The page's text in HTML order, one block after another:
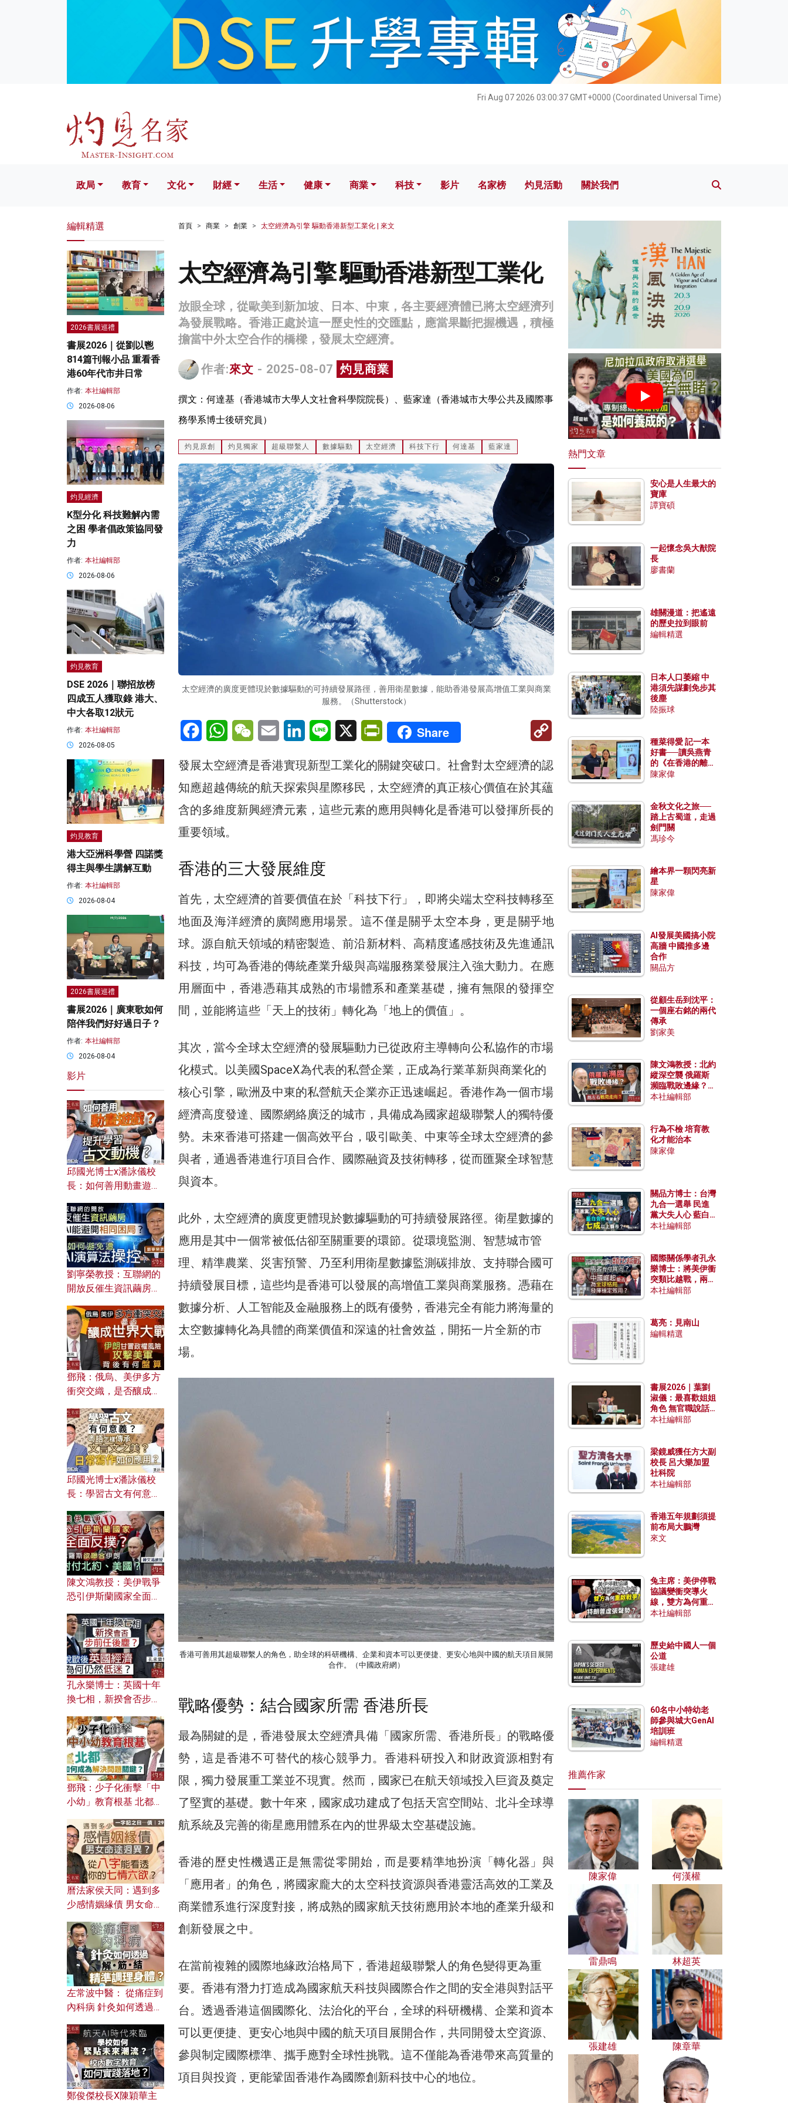
Fri Aug 07 2026 03:00:38 GMT+0000 (Coordinated Universal Time)
文化 財經 生活 健康 科技 影片 名家榜 灼見活動 關於我們
政局 教育 文化 財經 生活 健康 商業 科技 影片 名家榜 灼見活動 關於我們
首頁 商業 創業 太空經濟為引擎 驅動香港新型工業化 | 來文
太空經濟為引擎 驅動香港新型工業化
放眼全球，從歐美到新加坡、日本、中東，各主要經濟體已將太空經濟列
為發展戰略。香港正處於這一歷史性的交匯點，應當果斷把握機遇，積極
擔當中外太空合作的橋樑，發展太空經濟。
作者:來文 - 2025-08-07 灼見商業
撰文：何達基（香港城市大學人文社會科學院院長）、藍家達（香港城市大學公共及國際事
務學系博士後研究員）
灼見原創 灼見獨家 超級聯繫人 數據驅動 太空經濟 科技下行 何達基 藍家達
太空經濟的廣度更體現於數據驅動的可持續發展路徑，善用衛星數據，能助香港發展高增值工業與商業
服務。（Shutterstock）
FacebookWhatsAppWeChatEmail LinkedInLine X PrintFriendly
Share
發展太空經濟是香港實現新型工業化的關鍵突破口。社會對太空經濟的認
知應超越傳統的航天探索與星際移民，太空經濟的真正核心價值在於其蘊
含的多維度新興經濟元素，這些元素的應用與轉化是香港可以發揮所長的
重要領域。
香港的三大發展維度
首先，太空經濟的首要價值在於「科技下行」，即將尖端太空科技轉移至
地面及海洋經濟的廣闊應用場景。這不僅是關乎太空本身，更是關乎地
球。源自航天領域的精密製造、前沿新材料、高精度遙感技術及先進通訊
科技，均可為香港的傳統產業升級與高端服務業發展注入強大動力。在應
用層面中，香港憑藉其成熟的市場體系和產業基礎，擁有無限的發揮空
間，並能將這些「天上的技術」轉化為「地上的價值」。
其次，當今全球太空經濟的發展驅動力已從政府主導轉向公私協作的市場
化模式。以美國SpaceX為代表的私營企業，正成為行業革新與商業化的
核心引擎，歐洲及中東的私營航天企業亦正迅速崛起。香港作為一個市場
經濟高度發達、國際網絡廣泛的城市，具備成為國家超級聯繫人的獨特優
勢。未來香港可搭建一個高效平台，吸引歐美、中東等全球太空經濟的參
與者，通過香港進行項目合作、國際融資及技術轉移，從而匯聚全球智慧
與資本。
此外，太空經濟的廣度更體現於數據驅動的可持續發展路徑。衛星數據的
應用是其中一個常被低估卻至關重要的環節。從環境監測、智慧城市管
理、精準農業、災害預警、乃至利用衛星數據監測碳排放、支持聯合國可
持續發展目標，這些均是香港可以發展的高增值工業與商業服務。憑藉在
數據分析、人工智能及金融服務上的既有優勢，香港完全有能力將海量的
太空數據轉化為具體的商業價值和深遠的社會效益，開拓一片全新的市
場。
香港可善用其超級聯繫人的角色，助全球的科研機構、企業和資本可以更便捷、更安心地與中國的航天項目展開
合作。（中國政府網）
戰略優勢：結合國家所需 香港所長
最為關鍵的是，香港發展太空經濟具備「國家所需、香港所長」的戰略優
勢，這是香港不可替代的核心競爭力。香港科研投入和財政資源相對有
限，獨力發展重工業並不現實。然而，國家已在航天領域投入巨資及奠定
了堅實的基礎。數十年來，國家成功建成了包括天宮空間站、北斗全球導
航系統及完善的衛星應用體系在內的世界級太空基礎設施。
香港的歷史性機遇正是無需從零開始，而是要精準地扮演「轉化器」與
「應用者」的角色，將國家龐大的太空科技資源與香港靈活高效的工業及
商業體系進行深度對接，將成熟的國家航天技術應用於本地的產業升級和
創新發展之中。
在當前複雜的國際地緣政治格局下，香港超級聯繫人的角色變得更為重
要。香港有潛力打造成為國家航天科技與國際合作之間的安全港與對話平
台。透過香港這個國際化、法治化的平台，全球的科研機構、企業和資本
可以更便捷、更安心地與中國的航天項目展開合作，共同開發太空資源、
參與制定國際標準、攜手應對全球性挑戰。這不僅能為香港帶來高質量的
項目與投資，更能鞏固香港作為國際創新科技中心的地位。
編輯精選
2026書展巡禮
書展2026｜從劉以鬯
814篇刊報小品 重看香
港60年代市井日常
作者: 本社編輯部
2026-08-06
灼見經濟
K型分化 科技難解內需
之困 學者倡政策協同發
力
作者: 本社編輯部
2026-08-06
灼見教育
DSE 2026｜聯招放榜
四成五人獲取錄 港大、
中大各取12狀元
作者: 本社編輯部
2026-08-05
灼見教育
港大亞洲科學營 四諾獎
得主與學生講解互動
作者: 本社編輯部
2026-08-04
2026書展巡禮
書展2026｜廣東歌如何
陪伴我們好好過日子？
作者: 本社編輯部
2026-08-04
影片
邱國光博士x潘詠儀校
長：如何善用動畫遊戲
劉寧榮教授：互聯網的
開放反催生資訊繭房，
何避免遭AI演算法操
控？
鄧飛：俄烏、美伊多方
衝突交織，是否釀成世
風險攻擊美軍，背後有
何盤算？
邱國光博士x潘詠儀校
長：學習古文有何意
文之美？ 日常寫作如何
應用？
陳文鴻教授：美伊戰爭
恐引伊斯蘭國家全面反
對付北約美國？
孔永樂博士：英國十年
換七相，新揆會否步前
濟為何仍然低迷？
鄧飛：少子化衝擊「中
小幼」教育根基 北都如
曆法家侯天同：遇到多
少感情姻緣債 男女命途
的七情六欲？
左常波中醫： 從痛症到
內科病 針灸如何透過解
鄭俊傑校長X陳穎華主
熱門文章
安心是人生最大的
寶庫
譚寶碩
一起懷念吳大猷院
長
廖書蘭
雄關漫道：把遙遠
的歷史拉到眼前
編輯精選
日本人口萎縮 中
港須先謀劃免步其
後塵
陸振球
種菜得愛 記一本
好書──讀吳燕青
的《在香港的離島
種菜》
陳家偉
金秋文化之旅──
踏上古蜀道，走過
劍門關
馮珍今
繪本界一顆閃亮新
星
陳家偉
AI發展美國搞小院
高牆 中國推多邊
合作
關品方
從顧生岳到沈平：
一個座右銘的兩代
傳承
劉家美
陳文鴻教授：北約
縱深空襲 俄羅斯
瀕臨戰敗邊緣？中
國零部件能左右戰
本社編輯部
行為不檢 培育教
化才能治本
陳家偉
關品方博士：台灣
九合一選舉 民進
黨大失人心 藍白
合作有望拿下七成
本社編輯部
國際關係學者孔永
樂博士：將美伊衝
突類比越戰，兩者
有何異同？中國崛
本社編輯部
葛亮：見南山
編輯精選
書展2026｜葉劉
淑儀：最喜歡姐姐
角色 無官職說話
包袱少
本社編輯部
梁鏡威獲任方大副
校長 呂大樂加盟
社科院
本社編輯部
香港五年規劃須提
前布局大鵬灣
來文
兔主席：美伊停戰
協議變衝突導火
線，雙方為何重啟
戰爭？伊朗一早洞
本社編輯部
歷史給中國人一個
公道
張建雄
60名中小特幼老
師參與城大GenAI
培訓班
編輯精選
推薦作家
陳家偉 何漢權
雷鼎鳴 林超英
張建雄 陳章華